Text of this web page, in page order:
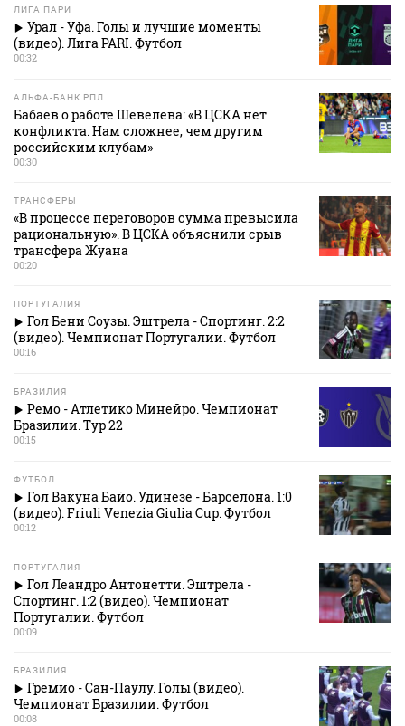
ЛИГА ПАРИ
Урал - Уфа. Голы и лучшие моменты
(видео). Лига PARI. Футбол
00:32
АЛЬФА-БАНК РПЛ
Бабаев о работе Шевелева: «В ЦСКА нет
конфликта. Нам сложнее, чем другим
российским клубам»
00:30
ТРАНСФЕРЫ
«В процессе переговоров сумма превысила
рациональную». В ЦСКА объяснили срыв
трансфера Жуана
00:20
ПОРТУГАЛИЯ
Гол Бени Соузы. Эштрела - Спортинг. 2:2
(видео). Чемпионат Португалии. Футбол
00:16
БРАЗИЛИЯ
Ремо - Атлетико Минейро. Чемпионат
Бразилии. Тур 22
00:15
ФУТБОЛ
Гол Вакуна Байо. Удинезе - Барселона. 1:0
(видео). Friuli Venezia Giulia Cup. Футбол
00:12
ПОРТУГАЛИЯ
Гол Леандро Антонетти. Эштрела -
Спортинг. 1:2 (видео). Чемпионат
Португалии. Футбол
00:09
БРАЗИЛИЯ
Гремио - Сан-Паулу. Голы (видео).
Чемпионат Бразилии. Футбол
00:08